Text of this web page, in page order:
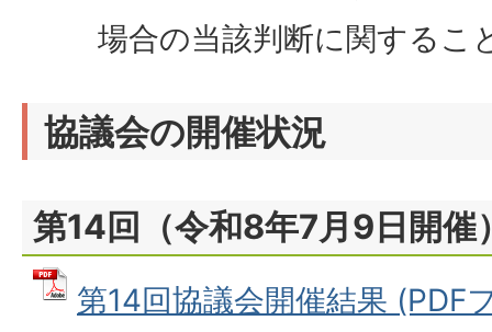
場合の当該判断に関するこ
協議会の開催状況
第14回（令和8年7月9日開催
第14回協議会開催結果 (PDF